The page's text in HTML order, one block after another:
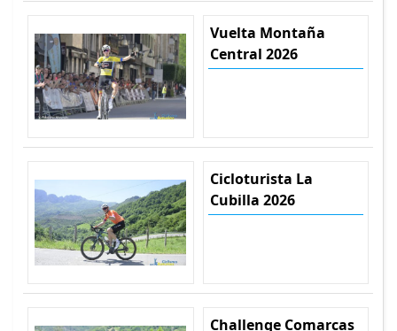
Vuelta Montaña
Central 2026
Cicloturista La
Cubilla 2026
Challenge Comarcas